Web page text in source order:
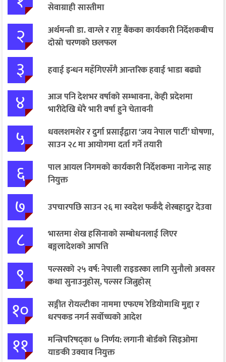
सेवाग्राही सास्तीमा
२
अर्थमन्त्री डा. वाग्ले र राष्ट्र बैंकका कार्यकारी निर्देशकबीच
दोस्रो चरणको छलफल
३ हवाई इन्धन महँगिएसँगै आन्तरिक हवाई भाडा बढ्यो
४
आज पनि देशभर वर्षाको सम्भावना, केही प्रदेशमा
भारीदेखि धेरै भारी वर्षा हुने चेतावनी
५
धवलशमशेर र दुर्गा प्रसाईंद्वारा ‘जय नेपाल पार्टी’ घोषणा,
साउन २८ मा आयोगमा दर्ता गर्ने तयारी
६
पाल आयल निगमको कार्यकारी निर्देशकमा नागेन्द्र साह
नियुक्त
७ उपचारपछि साउन २६ मा स्वदेश फर्कँदै शेरबहादुर देउवा
८
भारतमा शेख हसिनाको सम्बोधनलाई लिएर
बङ्गलादेशको आपत्ति
९
पल्सरको २५ वर्ष: नेपाली राइडरका लागि सुनौलो अवसर
कथा सुनाउनुहोस्, पल्सर जित्नुहोस्
१०
सङ्गीत रोयल्टीका नाममा एफएम रेडियोमाथि मुद्दा र
धरपकड नगर्न सर्वोच्चको आदेश
११
मन्त्रिपरिषद्का ७ निर्णय: लगानी बोर्डको सिइओमा
याङकी उक्याव नियुक्त